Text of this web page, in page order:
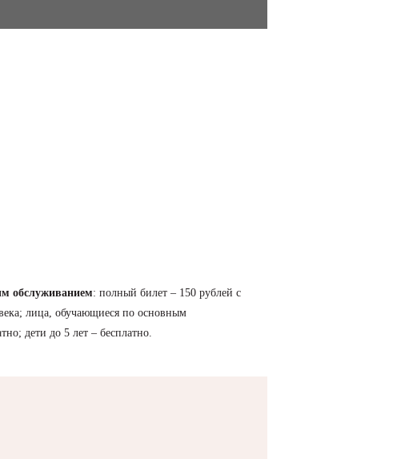
обслуживанием: полный билет – 150 рублей с
лица, обучающиеся по основным
дети до 5 лет – бесплатно.